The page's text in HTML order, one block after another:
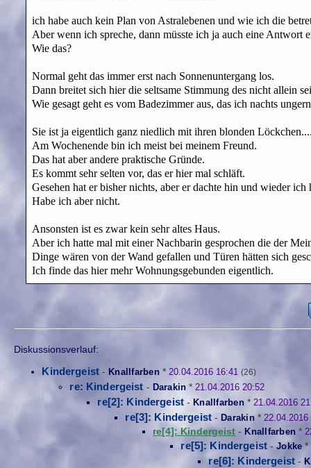
ich habe auch kein Plan von Astralebenen und wie ich die
Aber wenn ich spreche, dann müsste ich ja auch eine Antwort
Wie das?
Normal geht das immer erst nach Sonnenuntergang los.
Dann breitet sich hier die seltsame Stimmung des nicht allein
Wie gesagt geht es vom Badezimmer aus, das ich nachts
Sie ist ja eigentlich ganz niedlich mit ihren blonden
Am Wochenende bin ich meist bei meinem Freund.
Das hat aber andere praktische Gründe.
Es kommt sehr selten vor, das er hier mal schläft.
Gesehen hat er bisher nichts, aber er dachte hin und wieder ich
Habe ich aber nicht.
Ansonsten ist es zwar kein sehr altes Haus.
Aber ich hatte mal mit einer Nachbarin gesprochen die der
Dinge wären von der Wand gefallen und Türen hätten sich
Ich finde das hier mehr Wohnungsgebunden eigentlich.
Diskussionsverlauf:
Kindergeist - Knallfarben* 20.04.2016 16:41 (26)
re: Kindergeist - Darakin *21.04.2016 20:52
re[2]: Kindergeist - Knallfarben* 21.04.2016
re[3]: Kindergeist - Darakin* 22.04.2016
re[4]: Kindergeist - Knallfarben *
re[5]: Kindergeist -Jokke*
re[6]: Kindergeist -